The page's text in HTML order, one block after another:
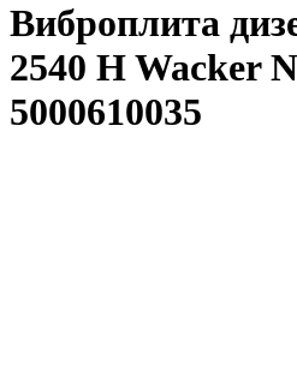
Виброплита
2540 H Wacker
5000610035